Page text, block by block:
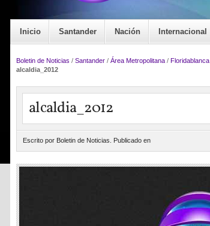
Inicio Santander Nación Internacional
Boletin de Noticias / Santander / Área Metropolitana / Floridablanca
alcaldia_2012
alcaldia_2012
Escrito por Boletin de Noticias. Publicado en